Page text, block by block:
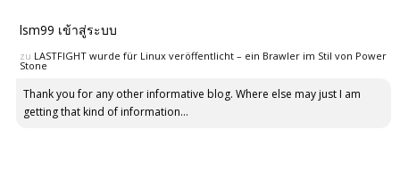
lsm99 เข้าสู่ระบบ
zu LASTFIGHT wurde für Linux veröffentlicht – ein Brawler im Stil von Power
Stone
Thank you for any other informative blog. Where else may just I am
getting that kind of information...